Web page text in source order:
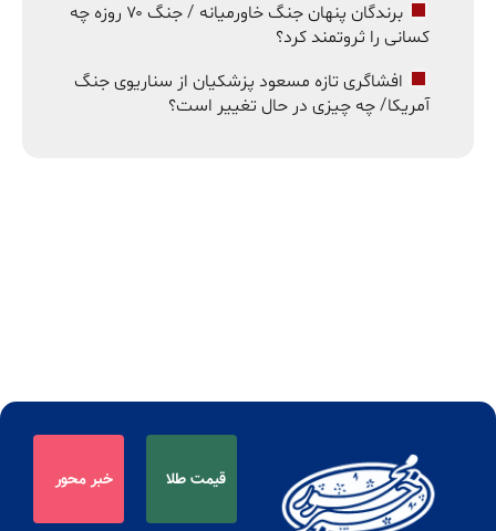
برندگان پنهان جنگ خاورمیانه / جنگ ۷۰ روزه چه
کسانی را ثروتمند کرد؟
افشاگری تازه مسعود پزشکیان از سناریوی جنگ
آمریکا/ چه چیزی در حال تغییر است؟
قیمت طلا خبر محور